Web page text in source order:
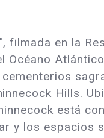
filmada en la
Hills.
está
y los espacios